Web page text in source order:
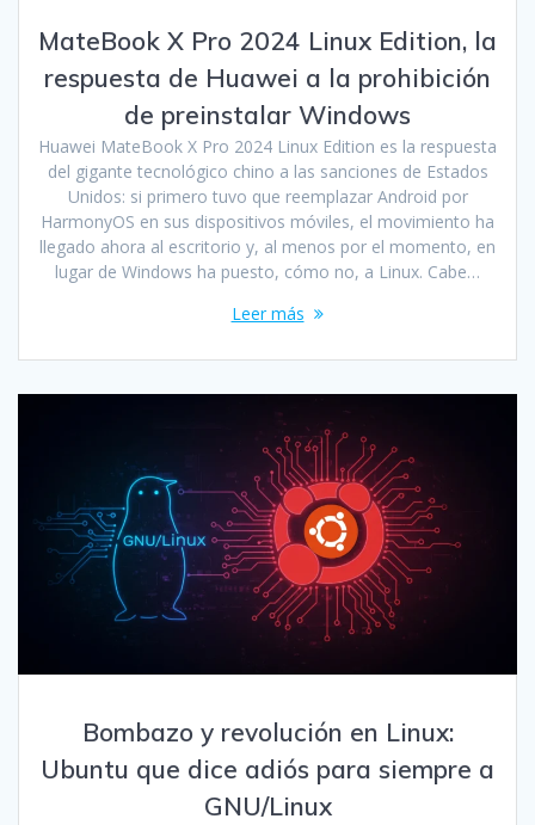
MateBook X Pro 2024 Linux Edition, la
respuesta de Huawei a la prohibición
de preinstalar Windows
Huawei MateBook X Pro 2024 Linux Edition es la respuesta
del gigante tecnológico chino a las sanciones de Estados
Unidos: si primero tuvo que reemplazar Android por
HarmonyOS en sus dispositivos móviles, el movimiento ha
llegado ahora al escritorio y, al menos por el momento, en
lugar de Windows ha puesto, cómo no, a Linux. Cabe…
Leer más
Bombazo y revolución en Linux:
Ubuntu que dice adiós para siempre a
GNU/Linux